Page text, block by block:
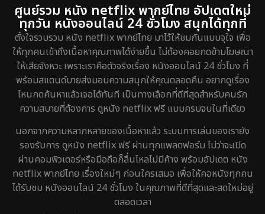
ศูนย์รวม หนัง netflix พากย์ไทย อัปเดตใหม่
ทุกวัน หนังออนไลน์ 24 ชั่วโมง สนุกได้ทุกที่
ตั้งใจรวบรวม หนัง netflix พากย์ไทย มาไว้ให้ชมกันแบบจุใจ เพื่อ
ให้ทุกคนเข้าถึงเนื้อหาคุณภาพได้ง่ายขึ้น ไม่ต้องคอยกดข้ามโฆษณา
ให้เสียจังหวะ เพราะเราคือตัวจริงเรื่อง หนังออนไลน์ 24 ชั่วโมง ที่
พร้อมสแตนด์บายส่งมอบความสนุกให้คุณตลอดคืน อยากดูเรื่อง
ไหนกดค้นหาแล้วเจอได้ทันที เป็นทางเลือกที่ดีที่สุดสำหรับคนรัก
ความสบายที่ต้องการ ดูหนัง netflix ฟรี แบบครบจบในที่เดียว
นอกจากความหลากหลายของเนื้อหาแล้ว ระบบการเล่นของเรายัง
รองรับการ ดูหนัง netflix ฟรี ผ่านทุกแพลตฟอร์ม ไม่ว่าจะเปิด
ผ่านคอมพิวเตอร์หรือมือถือก็ลื่นไหลไม่มีค้าง พร้อมอัปเดต หนัง
netflix พากย์ไทย เรื่องใหม่ๆ ก่อนใครเสมอ เพื่อให้คอหนังทุกคน
ได้รับชม หนังออนไลน์ 24 ชั่วโมง ในคุณภาพที่ดีที่สุดและสดใหม่อยู่
ตลอดเวลา